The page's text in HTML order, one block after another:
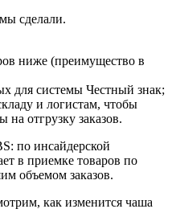
сделали.
ниже (преимущество в
для системы Честный знак;
и логистам, чтобы
отгрузку заказов.
по инсайдерской
в приемке товаров по
объемом заказов.
как изменится чаша